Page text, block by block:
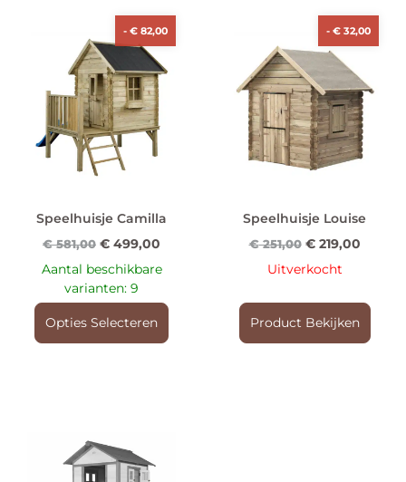
-€ 82,00
Speelhuisje Camilla
€581,00 € 499,00
Aantal beschikbare
varianten: 9
Opties Selecteren
-€ 32,00
Speelhuisje Louise
€251,00 €219,00
Uitverkocht
Product Bekijken